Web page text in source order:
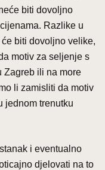
biti dovoljno
Razlike u
biti dovoljno velike,
motiv za seljenje s
Zagreb ili na more
li zamisliti da motiv
jednom trenutku
i eventualno
djelovati na to